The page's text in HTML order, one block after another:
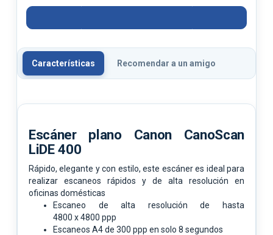
Características Recomendar a un amigo
Escáner plano Canon CanoScan
LiDE 400
Rápido, elegante y con estilo, este escáner es ideal para
realizar escaneos rápidos y de alta resolución en
oficinas domésticas
Escaneo de alta resolución de hasta
4800 x 4800 ppp
Escaneos A4 de 300 ppp en solo 8 segundos